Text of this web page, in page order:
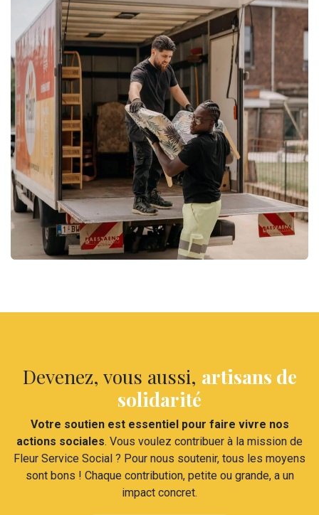
Devenez, vous aussi, artisans de
solidarité
Votre soutien est essentiel pour faire vivre nos
actions sociales. Vous voulez contribuer à la mission de
Fleur Service Social ? Pour nous soutenir, tous les moyens
sont bons ! Chaque contribution, petite ou grande, a un
impact concret.​